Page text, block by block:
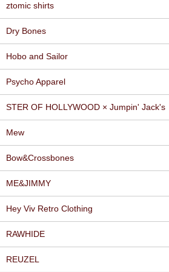
ztomic shirts
Dry Bones
Hobo and Sailor
Psycho Apparel
STER OF HOLLYWOOD × Jumpin' Jack's
Mew
Bow&Crossbones
ME&JIMMY
Hey Viv Retro Clothing
RAWHIDE
REUZEL